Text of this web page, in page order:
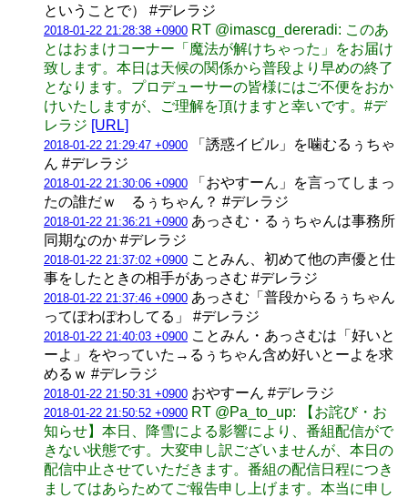
ということで） #デレラジ
2018-01-22 21:28:38 +0900 RT @imascg_dereradi: このあ
とはおまけコーナー「魔法が解けちゃった」をお届け
致します。本日は天候の関係から普段より早めの終了
となります。プロデューサーの皆様にはご不便をおか
けいたしますが、ご理解を頂けますと幸いです。#デ
レラジ [URL]
2018-01-22 21:29:47 +0900 「誘惑イビル」を噛むるぅちゃ
ん #デレラジ
2018-01-22 21:30:06 +0900 「おやすーん」を言ってしまっ
たの誰だｗ るぅちゃん？ #デレラジ
2018-01-22 21:36:21 +0900 あっさむ・るぅちゃんは事務所
同期なのか #デレラジ
2018-01-22 21:37:02 +0900 ことみん、初めて他の声優と仕
事をしたときの相手があっさむ #デレラジ
2018-01-22 21:37:46 +0900 あっさむ「普段からるぅちゃん
ってぽわぽわしてる」 #デレラジ
2018-01-22 21:40:03 +0900 ことみん・あっさむは「好いと
ーよ」をやっていた→るぅちゃん含め好いとーよを求
めるｗ #デレラジ
2018-01-22 21:50:31 +0900 おやすーん #デレラジ
2018-01-22 21:50:52 +0900 RT @Pa_to_up: 【お詫び・お
知らせ】本日、降雪による影響により、番組配信がで
きない状態です。大変申し訳ございませんが、本日の
配信中止させていただきます。番組の配信日程につき
ましてはあらためてご報告申し上げます。本当に申し